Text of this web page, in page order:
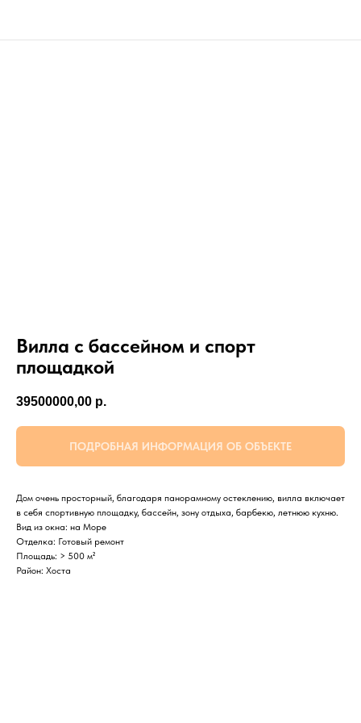
Вилла с бассейном и спорт
площадкой
39500000,00 р.
ПОДРОБНАЯ ИНФОРМАЦИЯ ОБ ОБЪЕКТЕ
Дом очень просторный, благодаря панорамному остеклению, вилла включает
в себя спортивную площадку, бассейн, зону отдыха, барбекю, летнюю кухню.
Вид из окна: на Море
Отделка: Готовый ремонт
Площадь: > 500 м²
Район: Хоста